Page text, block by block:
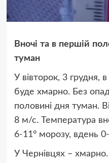
Вночі та в першій
туман
У вівторок, 3 грудня,
буде хмарно. Без
половині дня туман.
8 м/с. Температура
6-11° морозу, вдень
У Чернівцях – хмарно.